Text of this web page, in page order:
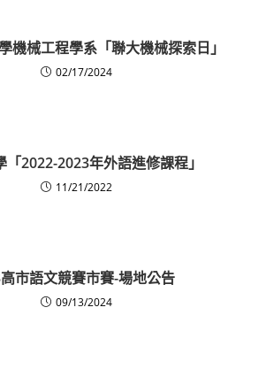
機械工程學系「聯大機械探索日」
02/17/2024
「2022-2023年外語進修課程」
11/21/2022
市語文競賽市賽-場地公告
09/13/2024